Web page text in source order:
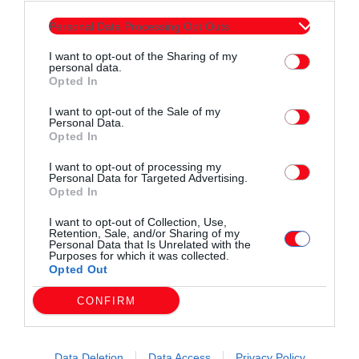
Personal Data Processing Opt Outs
I want to opt-out of the Sharing of my
personal data.
Opted In
I want to opt-out of the Sale of my
Personal Data.
Opted In
I want to opt-out of processing my
Personal Data for Targeted Advertising.
Opted In
I want to opt-out of Collection, Use,
Retention, Sale, and/or Sharing of my
Personal Data that Is Unrelated with the
Purposes for which it was collected.
Opted Out
CONFIRM
συνεργασία Ελλάδας-
 Έξω η Ελλάδα από τις πολεμικές επιχειρήσεις και τον
ιμπεριαλιστικό πόλεμο!
 Να κλείσουν οι βάσεις του θανάτου – Να γυρίσουν πίσω τα
πλοία και το
προσωπικό των ενόπλων δυνάμεων που βρίσκονται σε
αποστολές στο
ΟΛΟΙ ΚΑΙ ΟΛΕΣ ΣΤΟ ΣΥΛΑΛΛΗΤΗΡΙΟ ΤΗΝ ΤΡΙΤΗ 24 ΙΟΥΝΗ
7:00μμ – ΚΕΝΤΡΙΚΗ ΠΛΑΤΕΙΑ ΚΟΜΟΤΗΝΗΣ”